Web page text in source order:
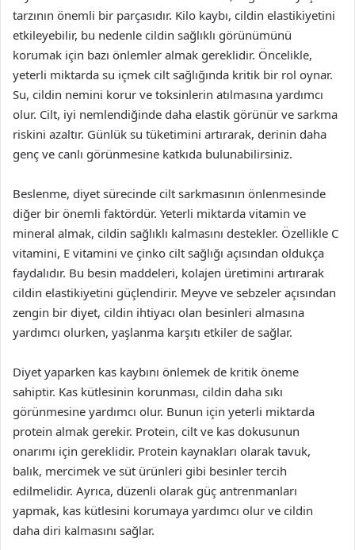
tarzının önemli bir parçasıdır. Kilo kaybı, cildin elastikiyetini
etkileyebilir, bu nedenle cildin sağlıklı görünümünü
korumak için bazı önlemler almak gereklidir. Öncelikle,
yeterli miktarda su içmek cilt sağlığında kritik bir rol oynar.
Su, cildin nemini korur ve toksinlerin atılmasına yardımcı
olur. Cilt, iyi nemlendiğinde daha elastik görünür ve sarkma
riskini azaltır. Günlük su tüketimini artırarak, derinin daha
genç ve canlı görünmesine katkıda bulunabilirsiniz.
Beslenme, diyet sürecinde cilt sarkmasının önlenmesinde
diğer bir önemli faktördür. Yeterli miktarda vitamin ve
mineral almak, cildin sağlıklı kalmasını destekler. Özellikle C
vitamini, E vitamini ve çinko cilt sağlığı açısından oldukça
faydalıdır. Bu besin maddeleri, kolajen üretimini artırarak
cildin elastikiyetini güçlendirir. Meyve ve sebzeler açısından
zengin bir diyet, cildin ihtiyacı olan besinleri almasına
yardımcı olurken, yaşlanma karşıtı etkiler de sağlar.
Diyet yaparken kas kaybını önlemek de kritik öneme
sahiptir. Kas kütlesinin korunması, cildin daha sıkı
görünmesine yardımcı olur. Bunun için yeterli miktarda
protein almak gerekir. Protein, cilt ve kas dokusunun
onarımı için gereklidir. Protein kaynakları olarak tavuk,
balık, mercimek ve süt ürünleri gibi besinler tercih
edilmelidir. Ayrıca, düzenli olarak güç antrenmanları
yapmak, kas kütlesini korumaya yardımcı olur ve cildin
daha diri kalmasını sağlar.